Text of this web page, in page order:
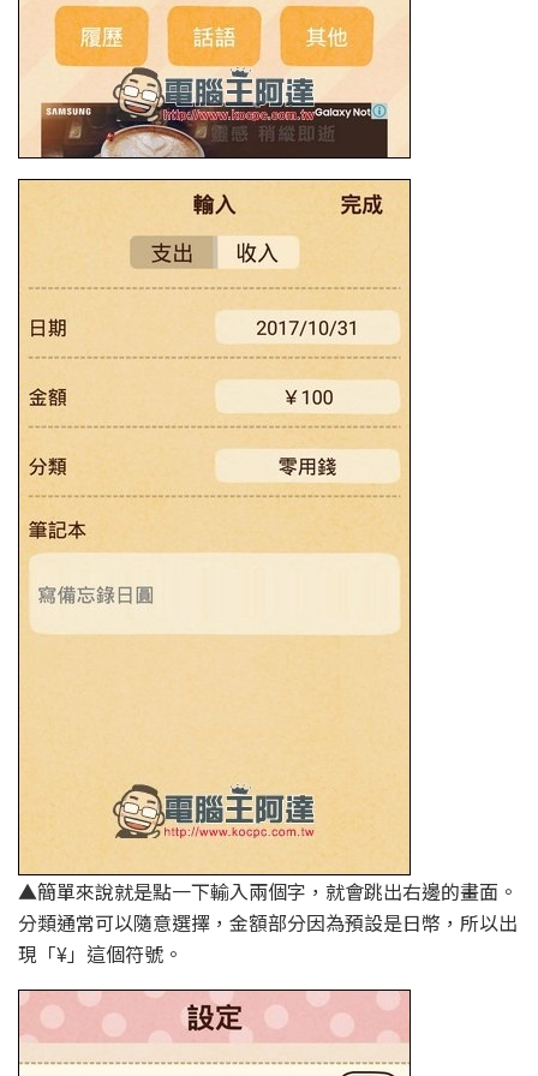
▲簡單來說就是點一下輸入兩個字，就會跳出右邊的畫面。
分類通常可以隨意選擇，金額部分因為預設是日幣，所以出
現「¥」這個符號。